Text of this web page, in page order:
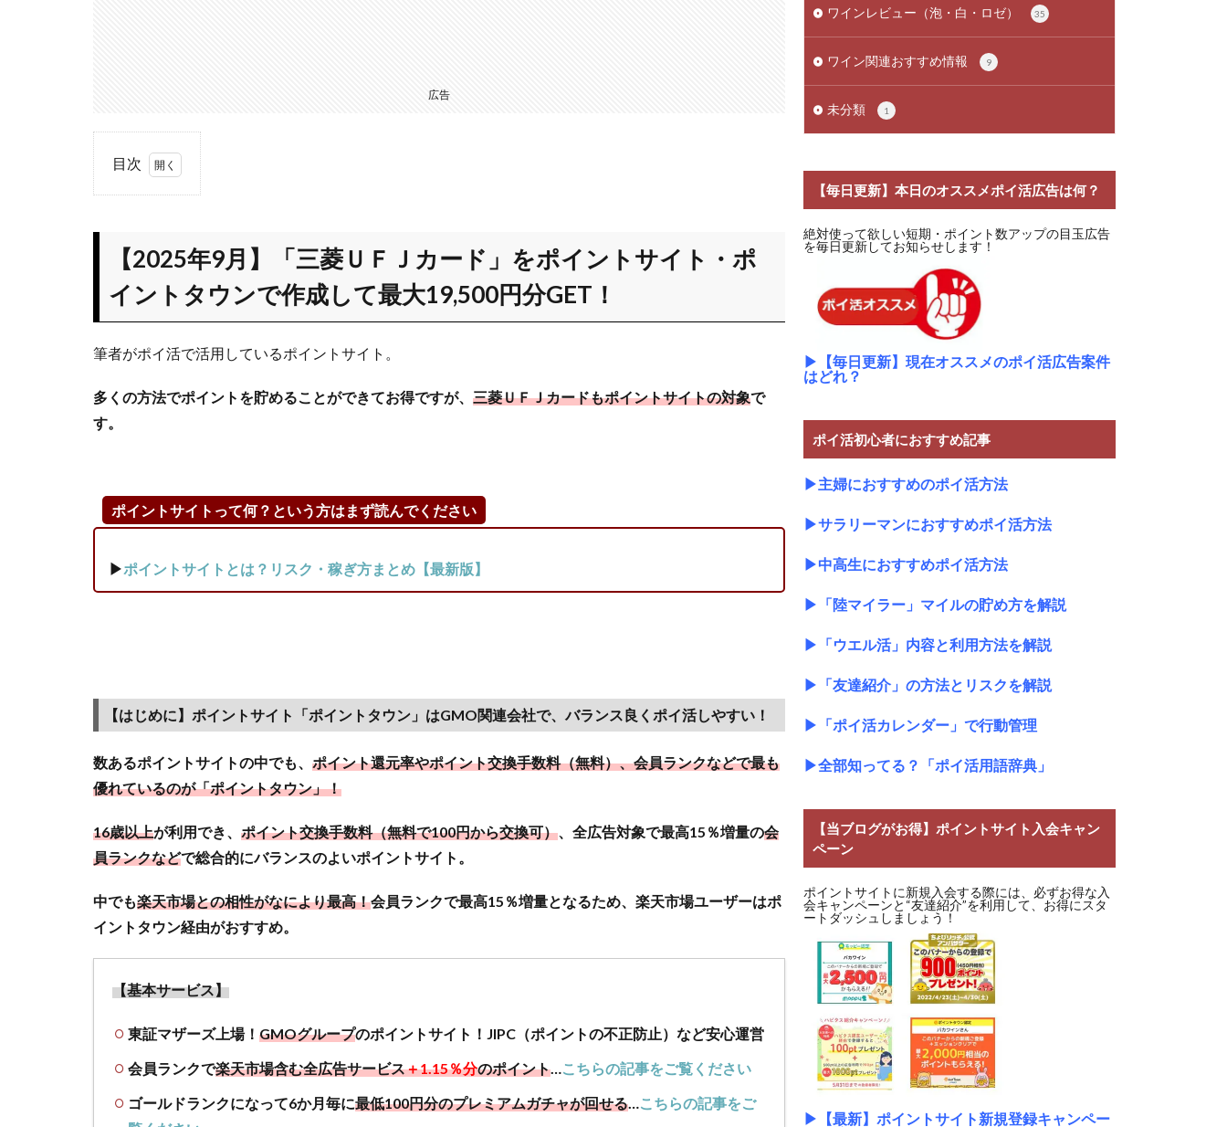
広告
目次
月】
ＵＦＪ
カー
ド」を
トサイ
イント
して最
大
円分
ポイ
ント
サイ
「ポ
トタ
ウ
は
GMO
で、
ンス
良く
活し
【2025年9月】「三菱ＵＦＪカード」をポイントサイト・ポ
イントタウンで作成して最大19,500円分GET！
筆者がポイ活で活用しているポイントサイト。
多くの方法でポイントを貯めることができてお得ですが、 三菱ＵＦＪカードもポイントサイトの対象で
す。
ポイントサイトって何？という方はまず読んでください
▶ポイントサイトとは？リスク・稼ぎ方まとめ【最新版】
【はじめに】ポイントサイト「ポイントタウン」はGMO関連会社で、バランス良くポイ活しやすい！
数あるポイントサイトの中でも、 ポイント還元率やポイント交換手数料（無料）、会員ランクなどで最も
優れているのが「ポイントタウン」！
16歳以上が利用でき、 ポイント交換手数料（無料で100円から交換可）、全広告対象で最高15％増量の会
員ランクなどで総合的にバランスのよいポイントサイト。
中でも楽天市場との相性がなにより最高！会員ランクで最高15％増量となるため、楽天市場ユーザーはポ
イントタウン経由がおすすめ。
【基本サービス】
東証マザーズ上場！ GMOグループのポイントサイト！JIPC（ポイントの不正防止）など安心運営
会員ランクで楽天市場含む全広告サービス＋1.15％分のポイント…こちらの記事をご覧ください
ゴールドランクになって6か月毎に最低100円分のプレミアムガチャが回せる…こちらの記事をご
ワインレビュー（泡・白・ロゼ） 35
ワイン関連おすすめ情報 9
未分類 1
【毎日更新】本日のオススメポイ活広告は何？
絶対使って欲しい短期・ポイント数アップの目玉広告
を毎日更新してお知らせします！
▶
【毎日更新】現在オススメのポイ活広告案件
はどれ？
ポイ活初心者におすすめ記事
▶主婦におすすめのポイ活方法
▶サラリーマンにおすすめポイ活方法
▶中高生におすすめポイ活方法
▶ 「陸マイラー」マイルの貯め方を解説
▶ 「ウエル活」内容と利用方法を解説
▶ 「友達紹介」の方法とリスクを解説
▶ 「ポイ活カレンダー」で行動管理
▶全部知ってる？「ポイ活用語辞典」
【当ブログがお得】ポイントサイト入会キャン
ペーン
ポイントサイトに新規入会する際には、必ずお得な入
会キャンペーンと“友達紹介”を利用して、お得にスタ
ートダッシュしましょう！
▶
【最新】ポイントサイト新規登録キャンペー